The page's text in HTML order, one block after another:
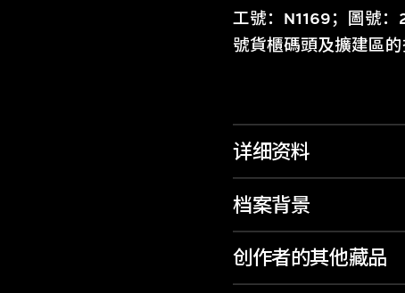
工號：N1169；圖號
號貨櫃碼頭及擴建區
详细资料
档案背景
创作者的其他藏品